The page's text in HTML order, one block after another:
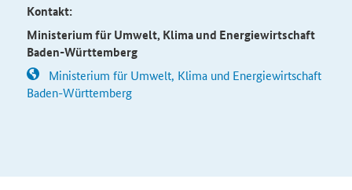
Kontakt:
Ministerium für Umwelt, Klima und Energiewirtschaft
Baden-Württemberg
Ministerium für Umwelt, Klima und Energiewirtschaft
Baden-Württemberg